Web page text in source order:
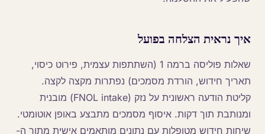
איך נראית הצלחה בפועל
שאלות פוליסה ברמה 1 (השתתפות עצמית, פירוט כיסוי,
תאריך חידוש, הורדת מסמכים) נפתרות מקצה לקצה.
קליטת הודעה ראשונית על נזק (FNOL intake) מובנית
ומנותבת תוך דקות. איסוף מסמכים מתבצע באופן אוטומטי.
שיחות חידוש מטופלות עם נתונים מותאמים אישית מתוך ה-